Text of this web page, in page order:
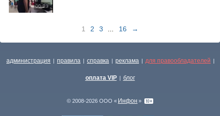
00:23
1 2 3 16 →
администрация | правила | справка | реклама | для правообладателей |
оплата VIP | блог
© 2008-2026 ООО « Инфон »